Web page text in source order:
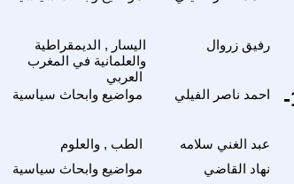
اليسار , الديمقراطية
والعلمانية في المغرب
العربي
رفيق زروال
مواضيع وابحاث سياسية احمد ناصر الفيلي
السياسة الايرانية.. ومدايات رؤية مدافع ايات الله (1-
الطب , والعلوم عبد الغني سلامه
مواضيع وابحاث سياسية
نهاد القاضي